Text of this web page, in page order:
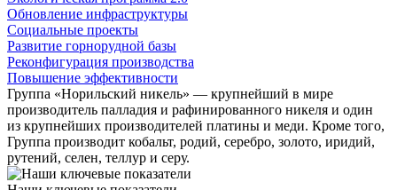
Обновление инфраструктуры
Социальные проекты
Развитие горнорудной базы
Реконфигурация производства
Повышение эффективности
Группа «Норильский никель» — крупнейший в мире
производитель палладия и рафинированного никеля и один
из крупнейших производителей платины и меди. Кроме того,
Группа производит кобальт, родий, серебро, золото, иридий,
рутений, селен, теллур и серу.